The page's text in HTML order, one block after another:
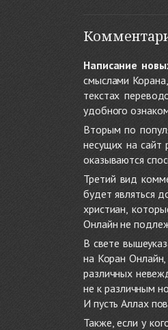
Написание
смыслами
текстах
удобного
Вторым по
несущих на
оказываются
Третий вид
будет являться
христиан,
Онлайн не
В свете
на Коран
различных
не к различным
И пусть Аллах
Также, если у